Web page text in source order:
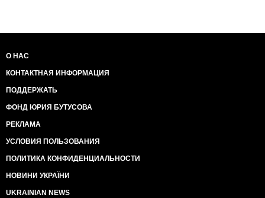
О НАС
КОНТАКТНАЯ ИНФОРМАЦИЯ
ПОДДЕРЖАТЬ
ФОНД ЮРИЯ БУТУСОВА
РЕКЛАМА
УСЛОВИЯ ПОЛЬЗОВАНИЯ
ПОЛИТИКА КОНФИДЕНЦИАЛЬНОСТИ
НОВИНИ УКРАЇНИ
UKRAINIAN NEWS